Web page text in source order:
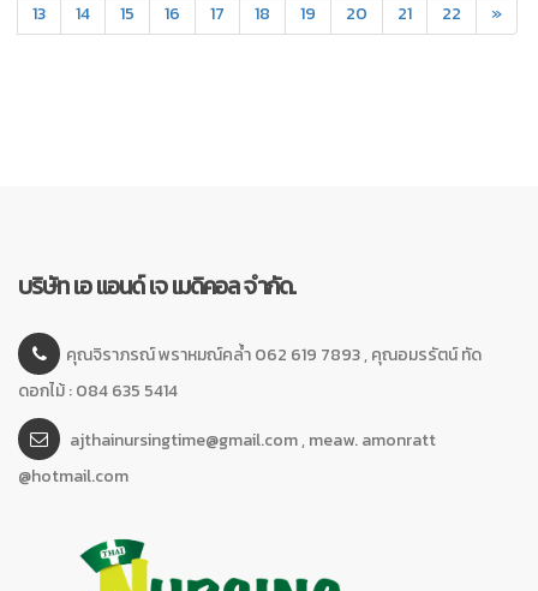
13
14 15 16 17 18 19 20 21 22 »
บริษัท เอ แอนด์ เจ เมดิคอล จำกัด.
คุณจิราภรณ์ พราหมณ์คล้ำ 062 619 7893 , คุณอมรรัตน์ ทัด
ดอกไม้ : 084 635 5414
ajthainursingtime@gmail.com , meaw. amonratt
@hotmail.com